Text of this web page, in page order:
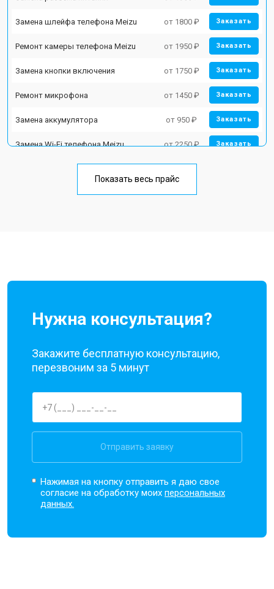
Замена шлейфа телефона Meizu от 1800 ₽ Заказать
Ремонт камеры телефона Meizu от 1950 ₽ Заказать
Замена кнопки включения от 1750 ₽ Заказать
Ремонт микрофона от 1450 ₽ Заказать
Замена аккумулятора от 950 ₽ Заказать
Замена Wi-Fi телефона Meizu от 2250 ₽ Заказать
Ремонт цепи питания от 3200 ₽
Показать весь прайс
Нужна консультация?
Закажите бесплатную консультацию,
перезвоним за 5 минут
Отправить заявку
Нажимая на кнопку отправить я даю свое
согласие на обработку моихперсональных
данных.